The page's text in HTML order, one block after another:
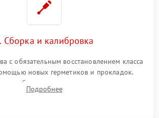
Сборка и калибровка
с обязательным восстановлением класса
новых герметиков и прокладок.
калибровка матрицы по эталонному
телу для точного измерения температур.
Подробнее